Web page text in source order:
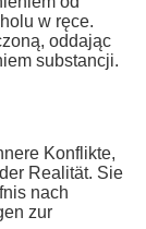
Konflikte,
Realität. Sie
nach
zur